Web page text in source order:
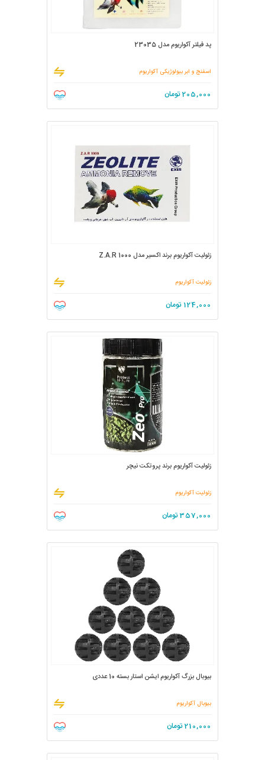
پد فیلتر آکواریوم مدل 23035
اسفنج و ابر بیولوژیکی آکواریوم
205,000تومان
زئولیت آکواریوم برند اکسیر مدل Z.A.R 1000
زئولیت آکواریوم
124,000 تومان
زئولیت آکواریوم برند پروتکت نیچر
زئولیت آکواریوم
357,000تومان
بیوبال بزرگ آکواریوم ایشن استار بسته 10 عددی
بیوبال آکواریوم
210,000تومان